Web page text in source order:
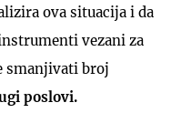
ova situacija i da
vezani za
smanjivati broj
poslovi.